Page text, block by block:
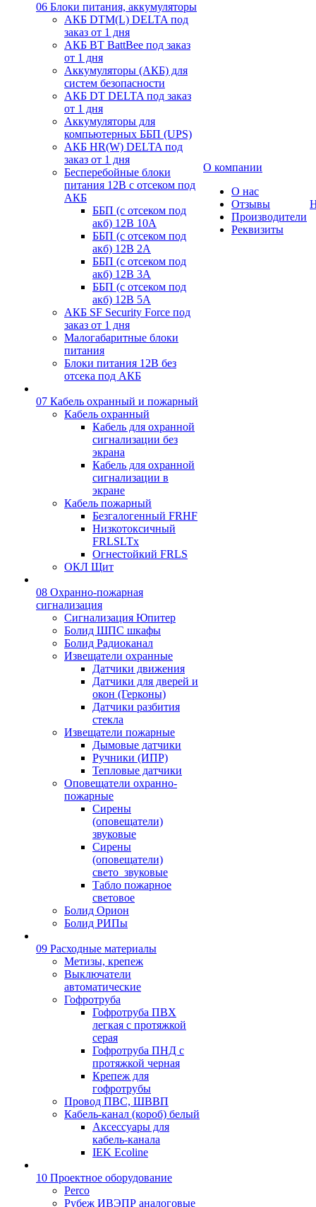
06 Блоки питания, аккумуляторы
АКБ DTM(L) DELTA под
заказ от 1 дня
АКБ BT BattBee под заказ
от 1 дня
Аккумуляторы (АКБ) для
систем безопасности
АКБ DT DELTA под заказ
от 1 дня
Аккумуляторы для
компьютерных ББП (UPS)
АКБ HR(W) DELTA под
заказ от 1 дня
Бесперебойные блоки
питания 12В с отсеком под
АКБ
ББП (с отсеком под
акб) 12В 10А
ББП (с отсеком под
акб) 12В 2А
ББП (с отсеком под
акб) 12В 3А
ББП (с отсеком под
акб) 12В 5А
АКБ SF Security Force под
заказ от 1 дня
Малогабаритные блоки
питания
Блоки питания 12В без
отсека под АКБ
07 Кабель охранный и пожарный
Кабель охранный
Кабель для охранной
сигнализации без
экрана
Кабель для охранной
сигнализации в
экране
Кабель пожарный
Безгалогенный FRHF
Низкотоксичный
FRLSLTx
Огнестойкий FRLS
ОКЛ Щит
08 Охранно-пожарная
сигнализация
Сигнализация Юпитер
Болид ШПС шкафы
Болид Радиоканал
Извещатели охранные
Датчики движения
Датчики для дверей и
окон (Герконы)
Датчики разбития
стекла
Извещатели пожарные
Дымовые датчики
Ручники (ИПР)
Тепловые датчики
Оповещатели охранно-
пожарные
Сирены
(оповещатели)
звуковые
Сирены
(оповещатели)
свето_звуковые
Табло пожарное
световое
Болид Орион
Болид РИПы
09 Расходные материалы
Метизы, крепеж
Выключатели
автоматические
Гофротруба
Гофротруба ПВХ
легкая с протяжкой
серая
Гофротруба ПНД с
протяжкой черная
Крепеж для
гофротрубы
Провод ПВС, ШВВП
Кабель-канал (короб) белый
Аксессуары для
кабель-канала
IEK Ecoline
10 Проектное оборудование
Perco
Рубеж ИВЭПР аналоговые
О компании
О нас
Отзывы
Производители
Реквизиты